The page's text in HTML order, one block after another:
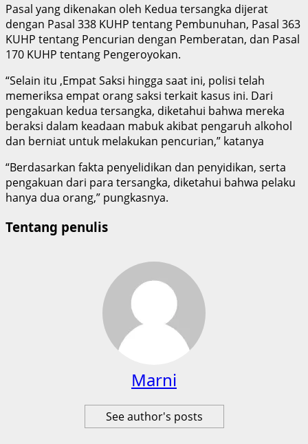
Pasal yang dikenakan oleh Kedua tersangka dijerat
dengan Pasal 338 KUHP tentang Pembunuhan, Pasal 363
KUHP tentang Pencurian dengan Pemberatan, dan Pasal
170 KUHP tentang Pengeroyokan.
“Selain itu ,Empat Saksi hingga saat ini, polisi telah
memeriksa empat orang saksi terkait kasus ini. Dari
pengakuan kedua tersangka, diketahui bahwa mereka
beraksi dalam keadaan mabuk akibat pengaruh alkohol
dan berniat untuk melakukan pencurian,” katanya
“Berdasarkan fakta penyelidikan dan penyidikan, serta
pengakuan dari para tersangka, diketahui bahwa pelaku
hanya dua orang,” pungkasnya.
Tentang penulis
Marni
See author's posts